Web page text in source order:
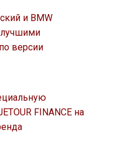
и BMW
версии
FINANCE на